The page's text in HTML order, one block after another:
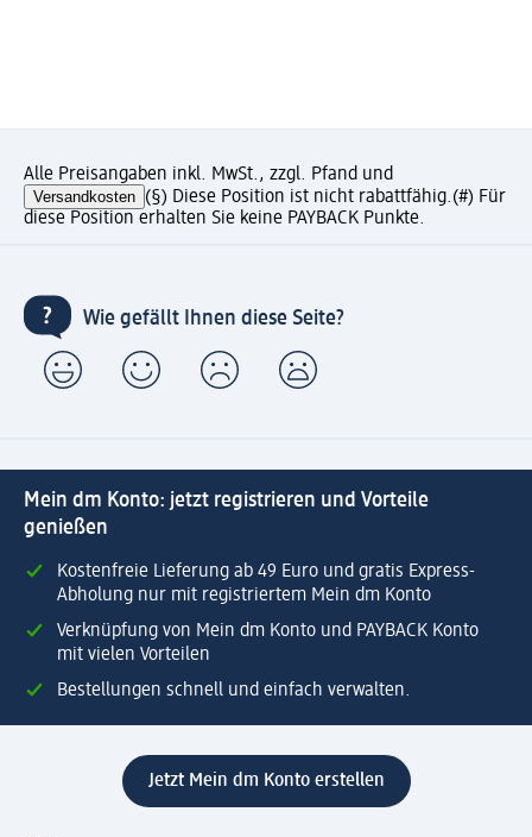
Alle Preisangaben inkl. MwSt., zzgl. Pfand und
Versandkosten (§) Diese Position ist nicht rabattfähig.(#) Für
diese Position erhalten Sie keine PAYBACK Punkte.
Wie gefällt Ihnen diese Seite?
Mein dm Konto: jetzt registrieren und Vorteile
genießen
Kostenfreie Lieferung ab 49 Euro und gratis Express-
Abholung nur mit registriertem Mein dm Konto
Verknüpfung von Mein dm Konto und PAYBACK Konto
mit vielen Vorteilen
Bestellungen schnell und einfach verwalten.
Jetzt Mein dm Konto erstellen